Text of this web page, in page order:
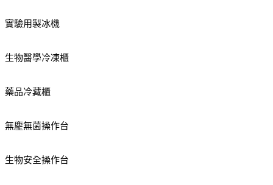
實驗用製冰機
生物醫學冷凍櫃
藥品冷藏櫃
無塵無菌操作台
生物安全操作台